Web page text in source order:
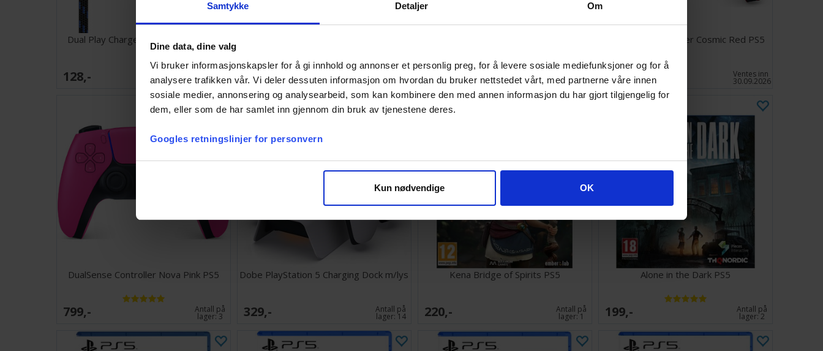
Samtykke Detaljer Om
Dine data, dine valg
Vi bruker informasjonskapsler for å gi innhold og annonser et personlig preg, for å levere sosiale mediefunksjoner og for å
analysere trafikken vår. Vi deler dessuten informasjon om hvordan du bruker nettstedet vårt, med partnerne våre innen
sosiale medier, annonsering og analysearbeid, som kan kombinere den med annen informasjon du har gjort tilgjengelig for
dem, eller som de har samlet inn gjennom din bruk av tjenestene deres.
Googles retningslinjer for personvern
Kun nødvendige OK
Dual Play Charge Cable 3 meter PS5
128,- lager:2 310,- 27.08.2026 217,- lager:2
DualSense Controller Cosmic Red PS5
799,- Ventes inn
30.09.2026
DualSense Controller Nova Pink PS5
799,- Antall på
lager:3
Dobe PlayStation 5 Charging Dock m/lys
329,- Antall på
lager: 14
Kena Bridge of Spirits PS5
220,- Antall på
lager:1
Alone in the Dark PS5
199,- Antall på
lager:2